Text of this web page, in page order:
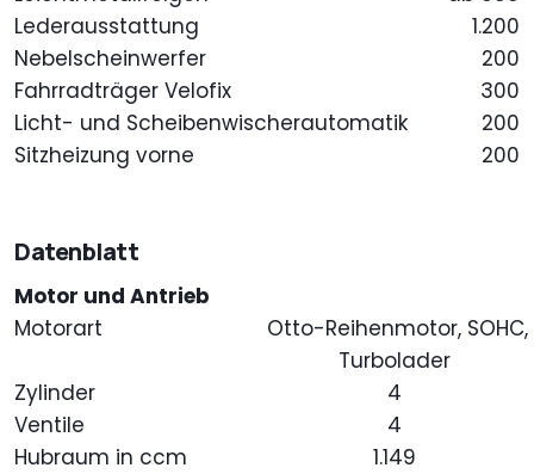
Lederausstattung
1.200
Nebelscheinwerfer
200
Fahrradträger Velofix
300
Licht- und Scheibenwischerautomatik
200
Sitzheizung vorne
200
Datenblatt
Motor und Antrieb
Motorart
Otto-Reihenmotor, SOHC,
Turbolader
Zylinder
4
Ventile
4
Hubraum in ccm
1.149